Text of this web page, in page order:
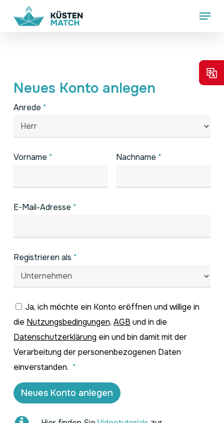
Menu
Neues Konto anlegen
Anrede *
Vorname * Nachname *
E-Mail-Adresse *
Registrieren als *
Ja, ich möchte ein Konto eröffnen und willige in
die Nutzungsbedingungen, AGB und in die
Datenschutzerklärung ein und bin damit mit der
Verarbeitung der personenbezogenen Daten
einverstanden. *
Neues Konto anlegen